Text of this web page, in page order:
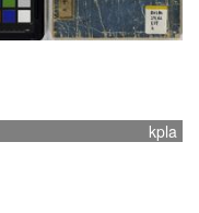
kpla